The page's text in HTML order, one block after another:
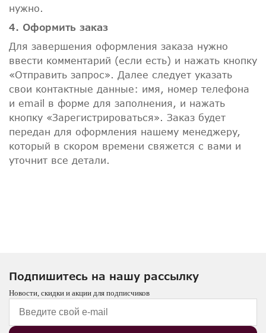
нужно.
4. Оформить заказ
Для завершения оформления заказа нужно
ввести комментарий (если есть) и нажать кнопку
«Отправить запрос». Далее следует указать
свои контактные данные: имя, номер телефона
и email в форме для заполнения, и нажать
кнопку «Зарегистрироваться». Заказ будет
передан для оформления нашему менеджеру,
который в скором времени свяжется с вами и
уточнит все детали.
Подпишитесь на нашу рассылку
Новости, скидки и акции для подписчиков